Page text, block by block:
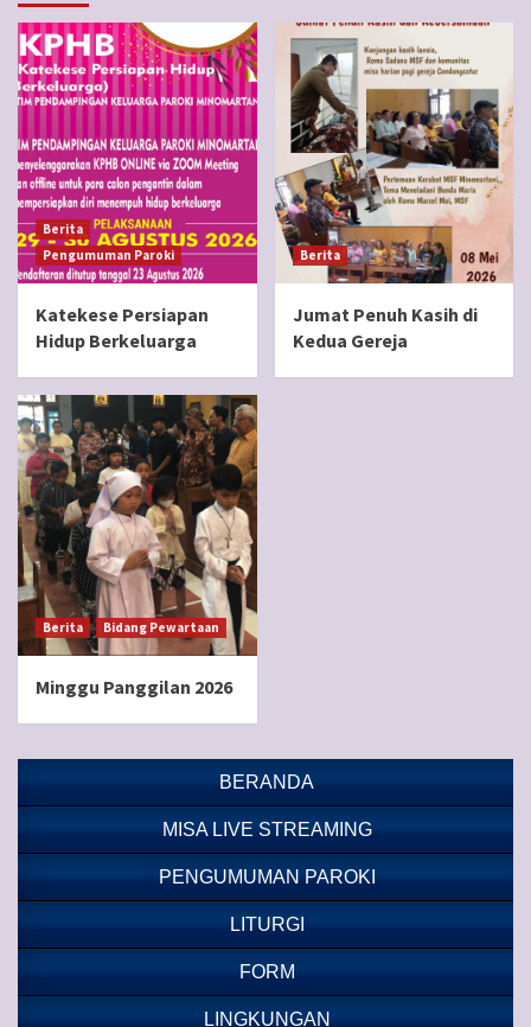
Berita
Pengumuman Paroki
Katekese Persiapan
Hidup Berkeluarga
Berita
Jumat Penuh Kasih di
Kedua Gereja
Berita Bidang Pewartaan
Minggu Panggilan 2026
BERANDA
MISA LIVE STREAMING
PENGUMUMAN PAROKI
LITURGI
FORM
LINGKUNGAN